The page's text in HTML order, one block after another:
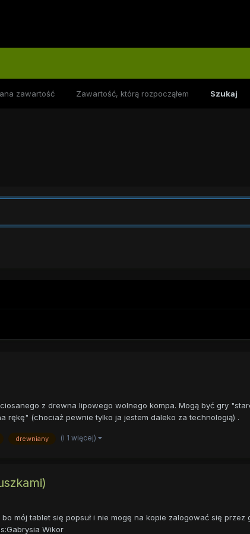
zawartość Zawartość, którą rozpocząłem Szukaj
z drewna lipowego wolnego kompa. Mogą być gry
rękę" (chociaż pewnie tylko ja jestem daleko za technologią) .
drewniany (i 1 więcej)
bo mój tablet się popsuł i nie mogę na kopie zalogować się
Wikor